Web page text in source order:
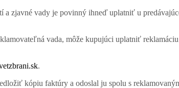
zjavné vady je povinný ihneď uplatniť u
vada, môže kupujúci uplatniť
.
kópiu faktúry a odoslal ju spolu s